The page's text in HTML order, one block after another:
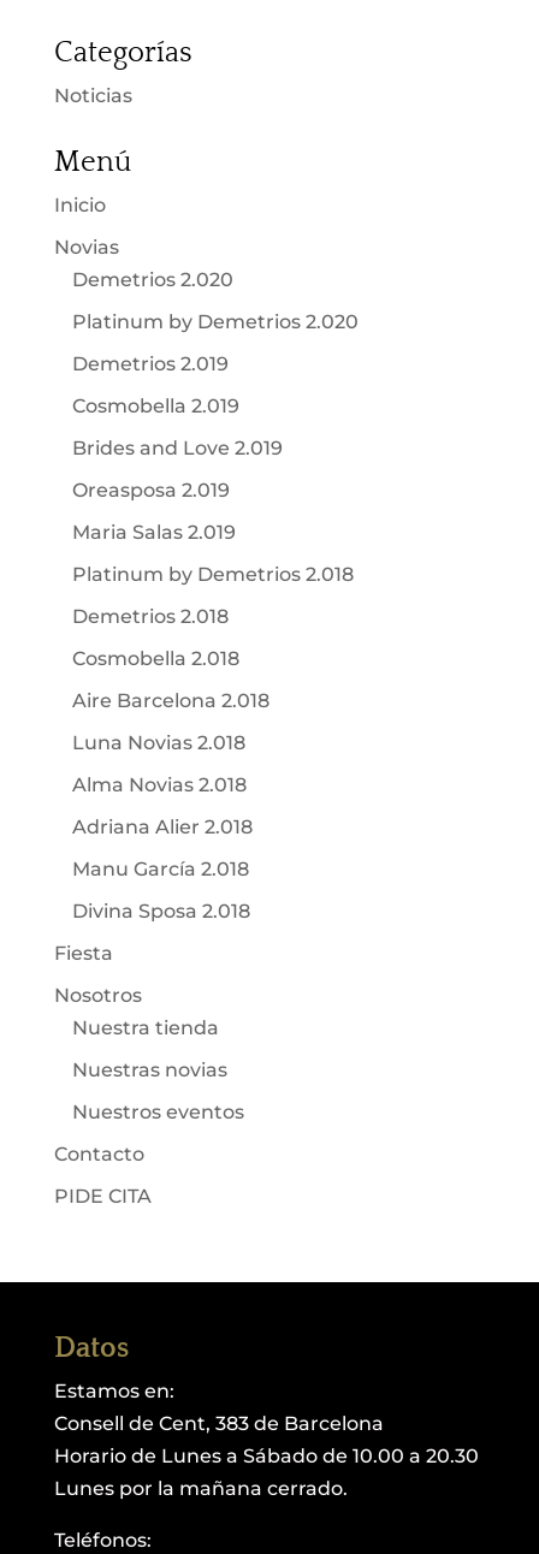
Categorías
Noticias
Menú
Inicio
Novias
Demetrios 2.020
Platinum by Demetrios 2.020
Demetrios 2.019
Cosmobella 2.019
Brides and Love 2.019
Oreasposa 2.019
Maria Salas 2.019
Platinum by Demetrios 2.018
Demetrios 2.018
Cosmobella 2.018
Aire Barcelona 2.018
Luna Novias 2.018
Alma Novias 2.018
Adriana Alier 2.018
Manu García 2.018
Divina Sposa 2.018
Fiesta
Nosotros
Nuestra tienda
Nuestras novias
Nuestros eventos
Contacto
PIDE CITA
Datos
Estamos en:
Consell de Cent, 383 de Barcelona
Horario de Lunes a Sábado de 10.00 a 20.30
Lunes por la mañana cerrado.
Teléfonos: